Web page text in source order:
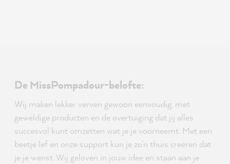
De MissPompadour-belofte:
Wij maken lekker verven gewoon eenvoudig, met
geweldige producten en de overtuiging dat jij alles
succesvol kunt omzetten wat je je voorneemt. Met een
beetje lef en onze support kun je zo'n thuis creëren dat
je je wenst. Wij geloven in jouw idee en staan aan je